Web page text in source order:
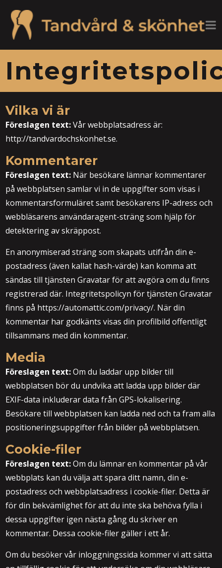
Vilka vi är
Föreslagen text:Vår webbplatsadress är:
http://tandvardochskonhet.se.
Kommentarer
Föreslagen text: När besökare lämnar kommentarer
på webbplatsen samlar vi in de uppgifter som visas i
kommentarsformuläret samt besökarens IP-adress och
webbläsarens användaragent-sträng som hjälp för
detektering av skräppost.
En anonymiserad sträng som skapats utifrån din e-
postadress (även kallat hash-värde) kan komma att
sändas till tjänsten Gravatar för att avgöra om du finns
registrerad där. Integritetspolicyn för tjänsten Gravatar
finns på https://automattic.com/privacy/. När din
kommentar har godkänts visas din profilbild offentligt
tillsammans med din kommentar.
Media
Föreslagen text:Om du laddar upp bilder till
webbplatsen bör du undvika att ladda upp bilder där
EXIF-data inkluderar data från GPS-lokalisering.
Besökare till webbplatsen kan ladda ned och ta fram alla
positioneringsuppgifter från bilder på webbplatsen.
Cookie-filer
Föreslagen text:Om du lämnar en kommentar på vår
webbplats kan du välja att spara ditt namn, din e-
postadress och webbplatsadress i cookie-filer. Detta är
för din bekvämlighet för att du inte ska behöva fylla i
dessa uppgifter igen nästa gång du skriver en
kommentar. Dessa cookie-filer gäller i ett år.
Om du besöker vår inloggningssida kommer vi att sätta